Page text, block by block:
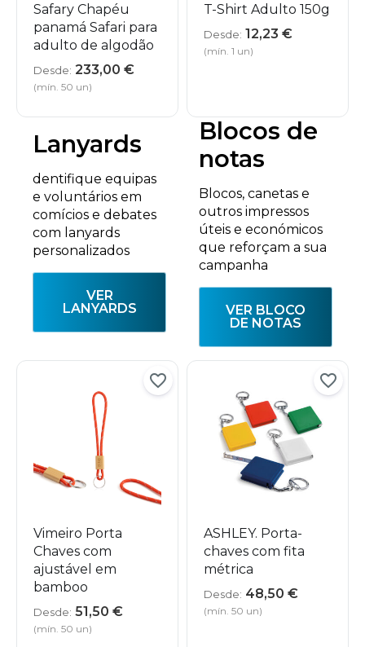
Safary Chapéu
panamá Safari para
adulto de algodão
Desde: 233,00 €
(mín. 50 un)
T-Shirt Adulto 150g
Desde: 12,23 €
(mín. 1 un)
Lanyards
dentifique equipas
e voluntários em
comícios e debates
com lanyards
personalizados
VER
LANYARDS
Blocos de
notas
Blocos, canetas e
outros impressos
úteis e económicos
que reforçam a sua
campanha
VER BLOCO
DE NOTAS
Vimeiro Porta
Chaves com
ajustável em
bamboo
Desde: 51,50 €
(mín. 50 un)
ASHLEY. Porta-
chaves com fita
métrica
Desde: 48,50 €
(mín. 50 un)